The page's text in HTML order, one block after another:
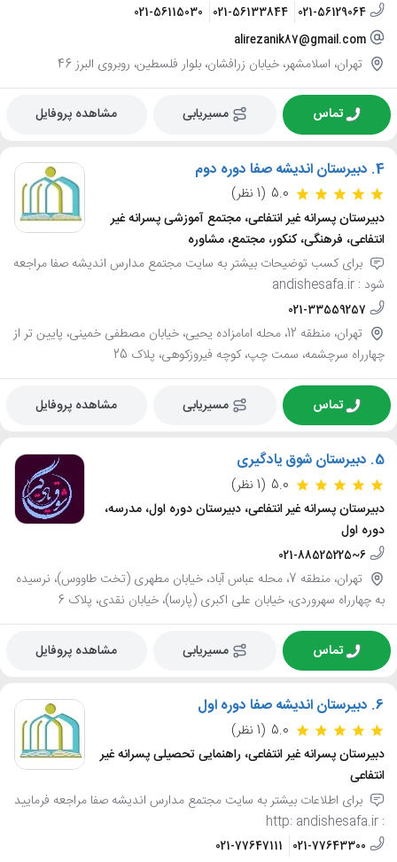
021-56129064
021-56133844
021-56115030
alirezanik87@gmail.com
تهران، اسلامشهر، خیابان زرافشان، بلوار فلسطین، روبروی البرز 46
تماس مسیریابی مشاهده پروفایل
4. دبیرستان اندیشه صفا دوره دوم
5.0 (1 نظر)
دبیرستان پسرانه غیر انتفاعی، مجتمع آموزشی پسرانه غیر
انتفاعی، فرهنگی، کنکور، مجتمع، مشاوره
برای کسب توضیحات بیشتر به سایت مجتمع مدارس اندیشه صفا مراجعه
شود : andishesafa.ir
021-33559257
تهران، منطقه 12، محله امامزاده یحیی، خیابان مصطفی خمینی، پایین تر از
چهارراه سرچشمه، سمت چپ، کوچه فیروزکوهی، پلاک 25
تماس مسیریابی مشاهده پروفایل
5. دبیرستان شوق یادگیری
5.0 (1 نظر)
دبیرستان پسرانه غیر انتفاعی، دبیرستان دوره اول، مدرسه،
دوره اول
021-88525225~6
تهران، منطقه 7، محله عباس آباد، خیابان مطهری (تخت طاووس)، نرسیده
به چهارراه سهروردی، خیابان علی اکبری (پارسا)، خیابان نقدی، پلاک 6
تماس مسیریابی مشاهده پروفایل
6. دبیرستان اندیشه صفا دوره اول
5.0 (1 نظر)
دبیرستان پسرانه غیر انتفاعی، راهنمایی تحصیلی پسرانه غیر
انتفاعی
برای اطلاعات بیشتر به سایت مجتمع مدارس اندیشه صفا مراجعه فرمایید
: http: andishesafa.ir
021-77643300
021-77647111